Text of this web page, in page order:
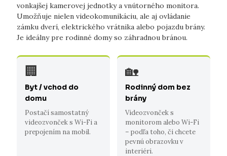
vonkajšej kamerovej jednotky a vnútorného monitora.
Umožňuje nielen videokomunikáciu, ale aj ovládanie
zámku dverí, elektrického vrátnika alebo pojazdu brány.
Je ideálny pre rodinné domy so záhradnou bránou.
🏢
Byt / vchod do
domu
Postačí samostatný
videozvonček s Wi-Fi a
prepojením na mobil.
🏡
Rodinný dom bez
brány
Videozvonček s
monitorom alebo Wi-Fi
– podľa toho, či chcete
pevnú obrazovku v
interiéri.